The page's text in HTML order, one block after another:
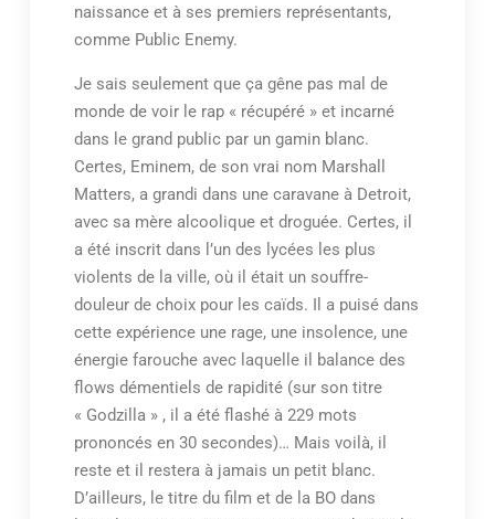
naissance et à ses premiers représentants,
comme Public Enemy.
Je sais seulement que ça gêne pas mal de
monde de voir le rap « récupéré » et incarné
dans le grand public par un gamin blanc.
Certes, Eminem, de son vrai nom Marshall
Matters, a grandi dans une caravane à Detroit,
avec sa mère alcoolique et droguée. Certes, il
a été inscrit dans l’un des lycées les plus
violents de la ville, où il était un souffre-
douleur de choix pour les caïds. Il a puisé dans
cette expérience une rage, une insolence, une
énergie farouche avec laquelle il balance des
flows démentiels de rapidité (sur son titre
« Godzilla » , il a été flashé à 229 mots
prononcés en 30 secondes)… Mais voilà, il
reste et il restera à jamais un petit blanc.
D’ailleurs, le titre du film et de la BO dans